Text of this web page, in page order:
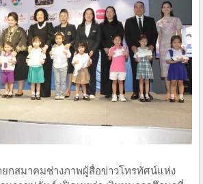
กสมาคมช่างภาพผู้สื่อข่าวโทรทัศน์แห่ง